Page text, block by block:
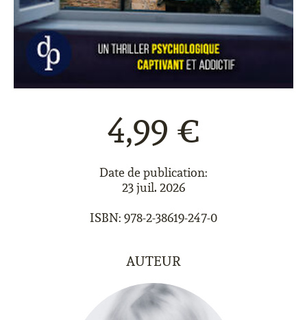
4,99 €
Date de publication:
23 juil. 2026
ISBN: 978-2-38619-247-0
AUTEUR